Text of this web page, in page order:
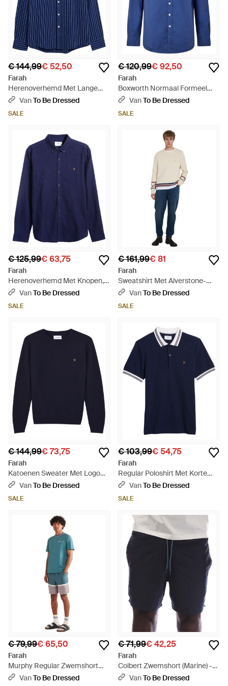
€ 144,99€ 52,50
Farah
Herenoverhemd Met Lange
Mouwen En Strepen Van Bryan
VanTo Be Dressed
SALE
€ 120,99€ 92,50
Farah
Boxworth Normaal Formeel
Overhemd (Middenblauw)
VanTo Be Dressed
SALE
€ 125,99€ 63,75
Farah
Herenoverhemd Met Knopen,
Standaardpasvorm (Echt
VanTo Be Dressed
SALE
€ 161,99€ 81
Farah
Sweatshirt Met Alverstone-
Logo, Regular Fit - Blauw
VanTo Be Dressed
SALE
€ 144,99€ 73,75
Farah
Katoenen Sweater Met Logo
Voor (Echte Marine) - Blauw
VanTo Be Dressed
SALE
€ 103,99€ 54,75
Farah
Regular Poloshirt Met Korte
Mouwen (Echte Marine) - Blauw
VanTo Be Dressed
SALE
€ 79,99€ 65,50
Farah
Murphy Regular Zwemshort
(Oceaan) - Blauw
VanTo Be Dressed
€ 71,99€ 42,25
Farah
Colbert Zwemshort (Marine) -
Blauw
VanTo Be Dressed